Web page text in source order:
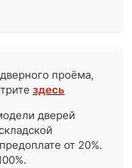
проёма,
здесь
дверей
от 20%.